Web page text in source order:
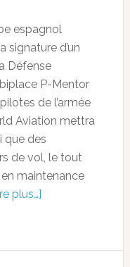
espagnol
signature d’un
Défense
P-Mentor
de l’armée
Aviation mettra
que des
de vol, le tout
maintenance
plus…]